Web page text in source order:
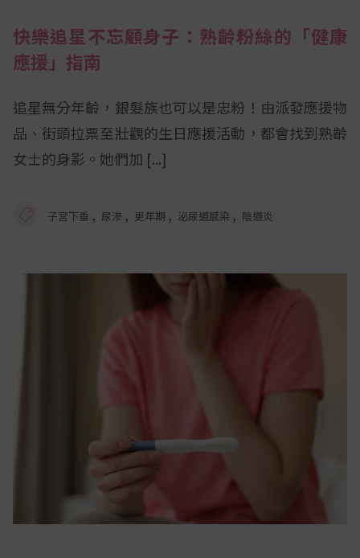
快樂追星不忘顧身子：熟齡粉絲的「健康
應援」指南
追星無分年齡，銀髮族也可以是忠粉！由派發應援物
品、街頭拉票至壯觀的生日應援活動，都會找到熟齡
女士的身影。她們加
子宮下垂 , 尿滲 , 更年期 , 泌尿道感染 , 陰道炎